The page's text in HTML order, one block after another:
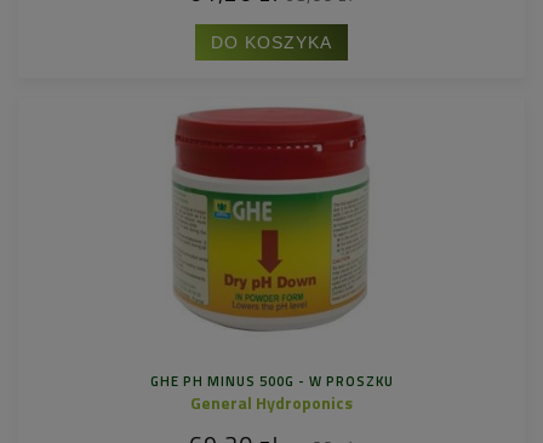
DO KOSZYKA
GHE PH MINUS 500G - W PROSZKU
General Hydroponics